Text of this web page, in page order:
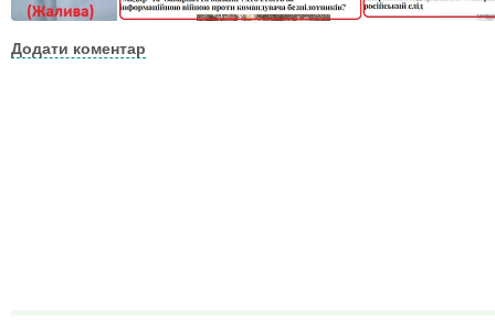
Додати коментар